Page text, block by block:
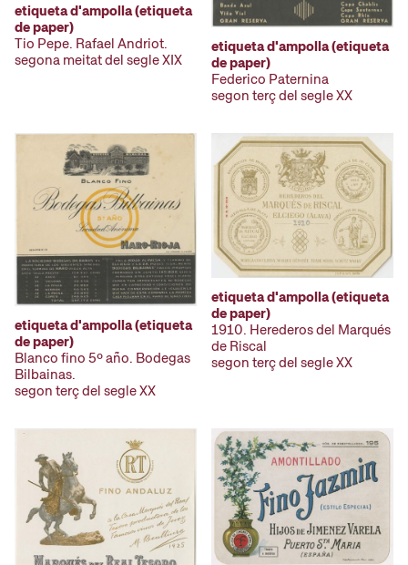
etiqueta d'ampolla (etiqueta
de paper)
Tio Pepe. Rafael Andriot.
segona meitat del segle XIX
etiqueta d'ampolla (etiqueta
de paper)
Federico Paternina
segon terç del segle XX
etiqueta d'ampolla (etiqueta
de paper)
Blanco fino 5º año. Bodegas
Bilbainas.
segon terç del segle XX
etiqueta d'ampolla (etiqueta
de paper)
1910. Herederos del Marqués
de Riscal
segon terç del segle XX